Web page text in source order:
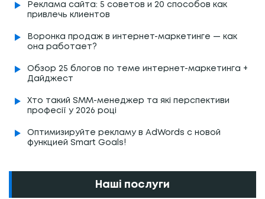
Реклама сайта: 5 советов и 20 способов как
привлечь клиентов
Воронка продаж в интернет-маркетинге — как
она работает?
Обзор 25 блогов по теме интернет-маркетинга +
Дайджест
Хто такий SMM-менеджер та які перспективи
професії у 2026 році
Оптимизируйте рекламу в AdWords с новой
функцией Smart Goals!
Наші послуги